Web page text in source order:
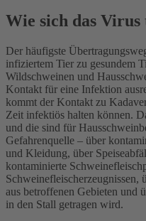
Wie sich das
Der häufigste
infiziertem Tier zu gesundem
Wildschweinen und
Kontakt für eine Infektion
kommt der Kontakt zu
Zeit infektiös halten können.
und die sind für
Gefahrenquelle – über
und Kleidung, über
kontaminierte
Schweinefleischerzeugnissen,
aus betroffenen Gebieten und
in den Stall getragen wird.